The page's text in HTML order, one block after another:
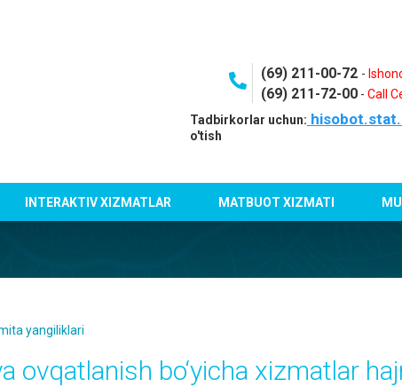
(69) 211-00-72 -
(69) 211-72-00- Call
Tadbirkorlar uchun:
o'tish
INTERAKTIV XIZMATLAR MATBUOT XIZMATI
yangiliklari
ovqatlanish bo‘yicha xizmatlar